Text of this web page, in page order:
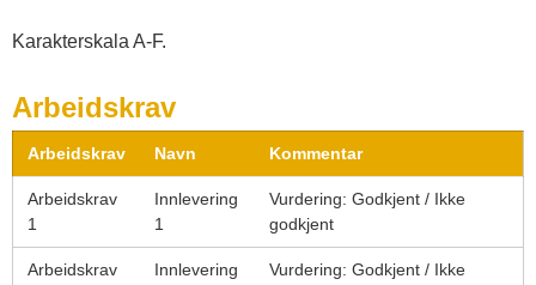
Karakterskala A-F.
Arbeidskrav
Arbeidskrav Navn Kommentar
Arbeidskrav
1
Innlevering
1
Vurdering: Godkjent / Ikke
godkjent
Arbeidskrav
Innlevering
Vurdering: Godkjent / Ikke